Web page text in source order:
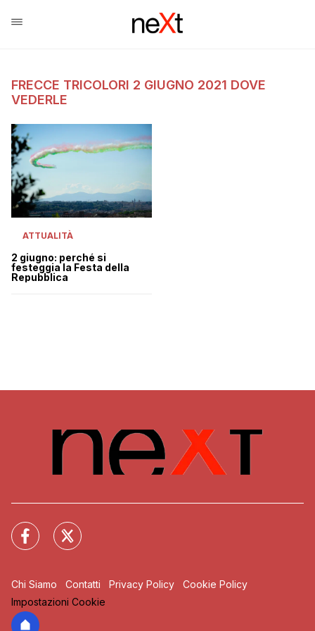
FRECCE TRICOLORI 2 GIUGNO 2021 DOVE
VEDERLE
ATTUALITÀ
2 giugno: perché si
festeggia la Festa della
Repubblica
Chi Siamo Contatti Privacy Policy
Cookie Policy
Impostazioni Cookie